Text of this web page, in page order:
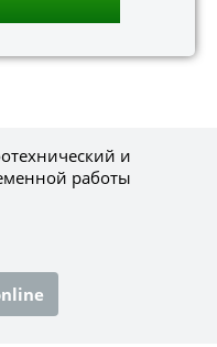
и
работы